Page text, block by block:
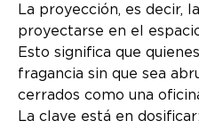
La proyección, es decir,
proyectarse en el
Esto significa que
fragancia sin que sea
cerrados como una
La clave está en